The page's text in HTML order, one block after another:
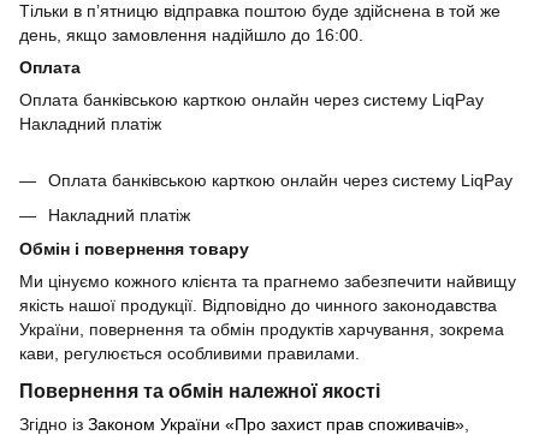
Тільки в пʼятницю відправка поштою буде здійснена в той же
день, якщо замовлення надійшло до 16:00.
Оплата
Оплата банківською карткою онлайн через систему LiqPay
Накладний платіж
Оплата банківською карткою онлайн через систему LiqPay
Накладний платіж
Обмін і повернення товару
Ми цінуємо кожного клієнта та прагнемо забезпечити найвищу
якість нашої продукції. Відповідно до чинного законодавства
України, повернення та обмін продуктів харчування, зокрема
кави, регулюється особливими правилами.
Повернення та обмін належної якості
Згідно із Законом України «Про захист прав споживачів»